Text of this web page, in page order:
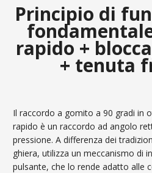
Principio di
rapido +
+ tenuta
Il raccordo a gomito a 90 gradi in
rapido è un raccordo ad angolo
pressione. A differenza dei
ghiera, utilizza un meccanismo di
pulsante, che lo rende adatto alle